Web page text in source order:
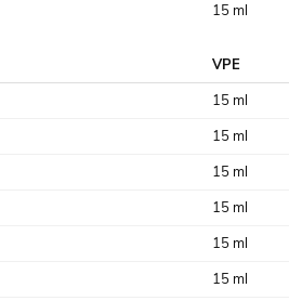
15 ml
VPE
15 ml
15 ml
15 ml
15 ml
15 ml
15 ml